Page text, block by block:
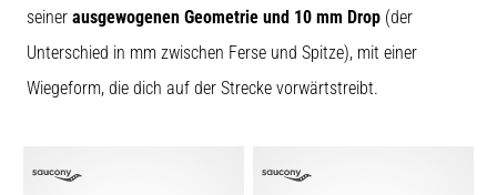
seiner ausgewogenen Geometrie und 10 mm Drop (der
Unterschied in mm zwischen Ferse und Spitze), mit einer
Wiegeform, die dich auf der Strecke vorwärtstreibt.